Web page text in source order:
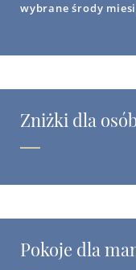
wybrane środy
Zniżki dla
Pokoje dla